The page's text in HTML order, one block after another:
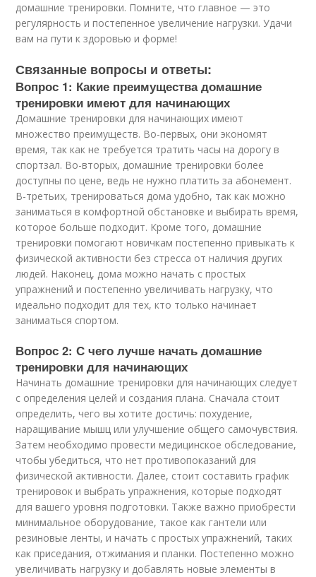
домашние тренировки. Помните, что главное — это
регулярность и постепенное увеличение нагрузки. Удачи
вам на пути к здоровью и форме!
Связанные вопросы и ответы:
Вопрос 1: Какие преимущества домашние
тренировки имеют для начинающих
Домашние тренировки для начинающих имеют
множество преимуществ. Во-первых, они экономят
время, так как не требуется тратить часы на дорогу в
спортзал. Во-вторых, домашние тренировки более
доступны по цене, ведь не нужно платить за абонемент.
В-третьих, тренироваться дома удобно, так как можно
заниматься в комфортной обстановке и выбирать время,
которое больше подходит. Кроме того, домашние
тренировки помогают новичкам постепенно привыкать к
физической активности без стресса от наличия других
людей. Наконец, дома можно начать с простых
упражнений и постепенно увеличивать нагрузку, что
идеально подходит для тех, кто только начинает
заниматься спортом.
Вопрос 2: С чего лучше начать домашние
тренировки для начинающих
Начинать домашние тренировки для начинающих следует
с определения целей и создания плана. Сначала стоит
определить, чего вы хотите достичь: похудение,
наращивание мышц или улучшение общего самочувствия.
Затем необходимо провести медицинское обследование,
чтобы убедиться, что нет противопоказаний для
физической активности. Далее, стоит составить график
тренировок и выбрать упражнения, которые подходят
для вашего уровня подготовки. Также важно приобрести
минимальное оборудование, такое как гантели или
резиновые ленты, и начать с простых упражнений, таких
как приседания, отжимания и планки. Постепенно можно
увеличивать нагрузку и добавлять новые элементы в